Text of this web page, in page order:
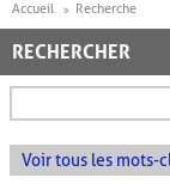
Accueil Recherche
RECHERCHER
Voir tous les mots-